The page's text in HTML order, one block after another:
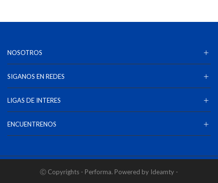
NOSOTROS
SIGANOS EN REDES
LIGAS DE INTERES
ENCUENTRENOS
Ⓒ Copyrights - Performa. Powered by Ideamty -